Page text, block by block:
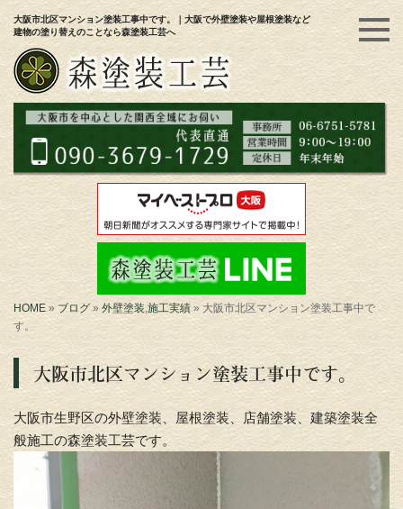
大阪市北区マンション塗装工事中です。｜大阪で外壁塗装や屋根塗装など
建物の塗り替えのことなら森塗装工芸へ
HOME » ブログ» 外壁塗装 施工実績 » 大阪市北区マンション塗装工事中で
す。
大阪市北区マンション塗装工事中です。
大阪市生野区の外壁塗装、屋根塗装、店舗塗装、建築塗装全
般施工の森塗装工芸です。